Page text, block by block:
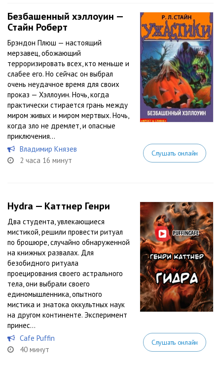
Безбашенный хэллоуин —
Стайн Роберт
Брэндон Плюш — настоящий
мерзавец, обожающий
терроризировать всех, кто меньше и
слабее его. Но сейчас он выбрал
очень неудачное время для своих
проказ — Хэллоуин. Ночь, когда
практически стирается грань между
миром живых и миром мертвых. Ночь,
когда зло не дремлет, и опасные
приключения...
Владимир Князев
2 часа 16 минут
Слушать онлайн
Hydra — Каттнер Генри
Два студента, увлекающиеся
мистикой, решили провести ритуал
по брошюре, случайно обнаруженной
на книжных развалах. Для
безобидного ритуала
проецирования своего астрального
тела, они выбрали своего
единомышленника, опытного
мистика и знатока оккультных наук
на другом континенте. Эксперимент
принес...
Cafe Puffin
40 минут
Слушать онлайн